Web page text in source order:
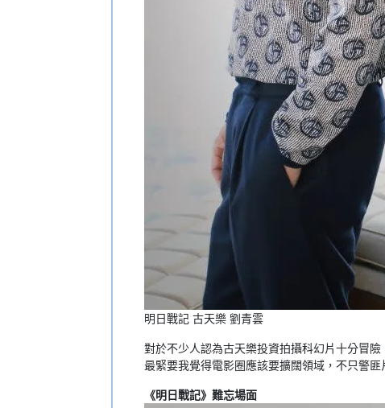
明日戰記 古天樂 劉青雲
對於不少人認為古天樂投資拍攝科幻片十分冒
最緊要我覺得電影圈應該要擴闊領域，不只警
《明日戰記》難忘場面